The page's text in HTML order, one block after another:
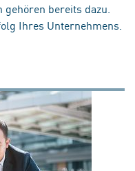
bereits dazu.
Ihres Unternehmens.